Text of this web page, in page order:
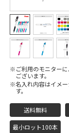
ご利用のモニター
ございます。
名入れ内容はイメ
す。
送料無料
最小ロット100本